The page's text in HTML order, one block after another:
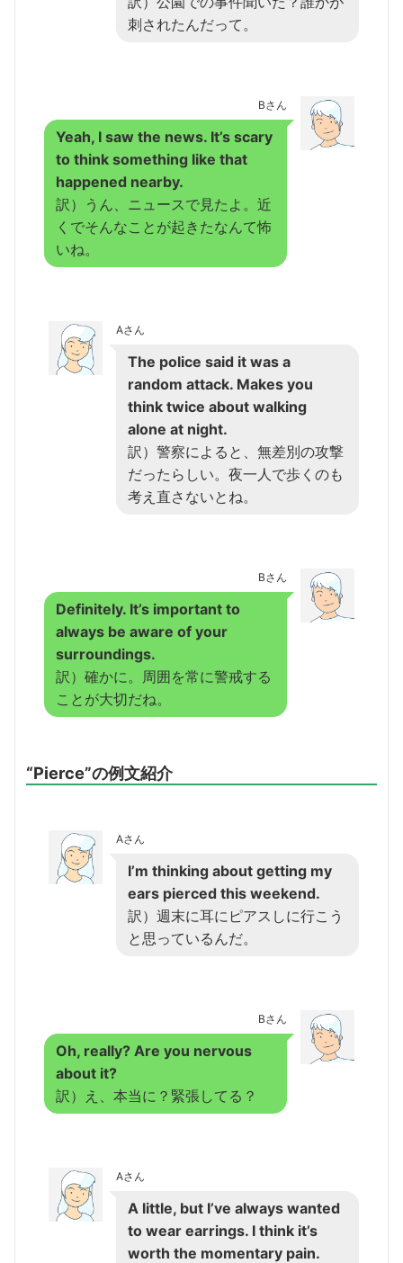
刺されたんだって。
Bさん
Yeah, I saw the news. It’s scary
to think something like that
happened nearby.
訳）うん、ニュースで見たよ。近
くでそんなことが起きたなんて怖
いね。
Aさん
The police said it was a
random attack. Makes you
think twice about walking
alone at night.
訳）警察によると、無差別の攻撃
だったらしい。夜一人で歩くのも
考え直さないとね。
Bさん
Definitely. It’s important to
always be aware of your
surroundings.
訳）確かに。周囲を常に警戒する
ことが大切だね。
“Pierce”の例文紹介
Aさん
I’m thinking about getting my
ears pierced this weekend.
訳）週末に耳にピアスしに行こう
と思っているんだ。
Bさん
Oh, really? Are you nervous
about it?
訳）え、本当に？緊張してる？
Aさん
A little, but I’ve always wanted
to wear earrings. I think it’s
worth the momentary pain.